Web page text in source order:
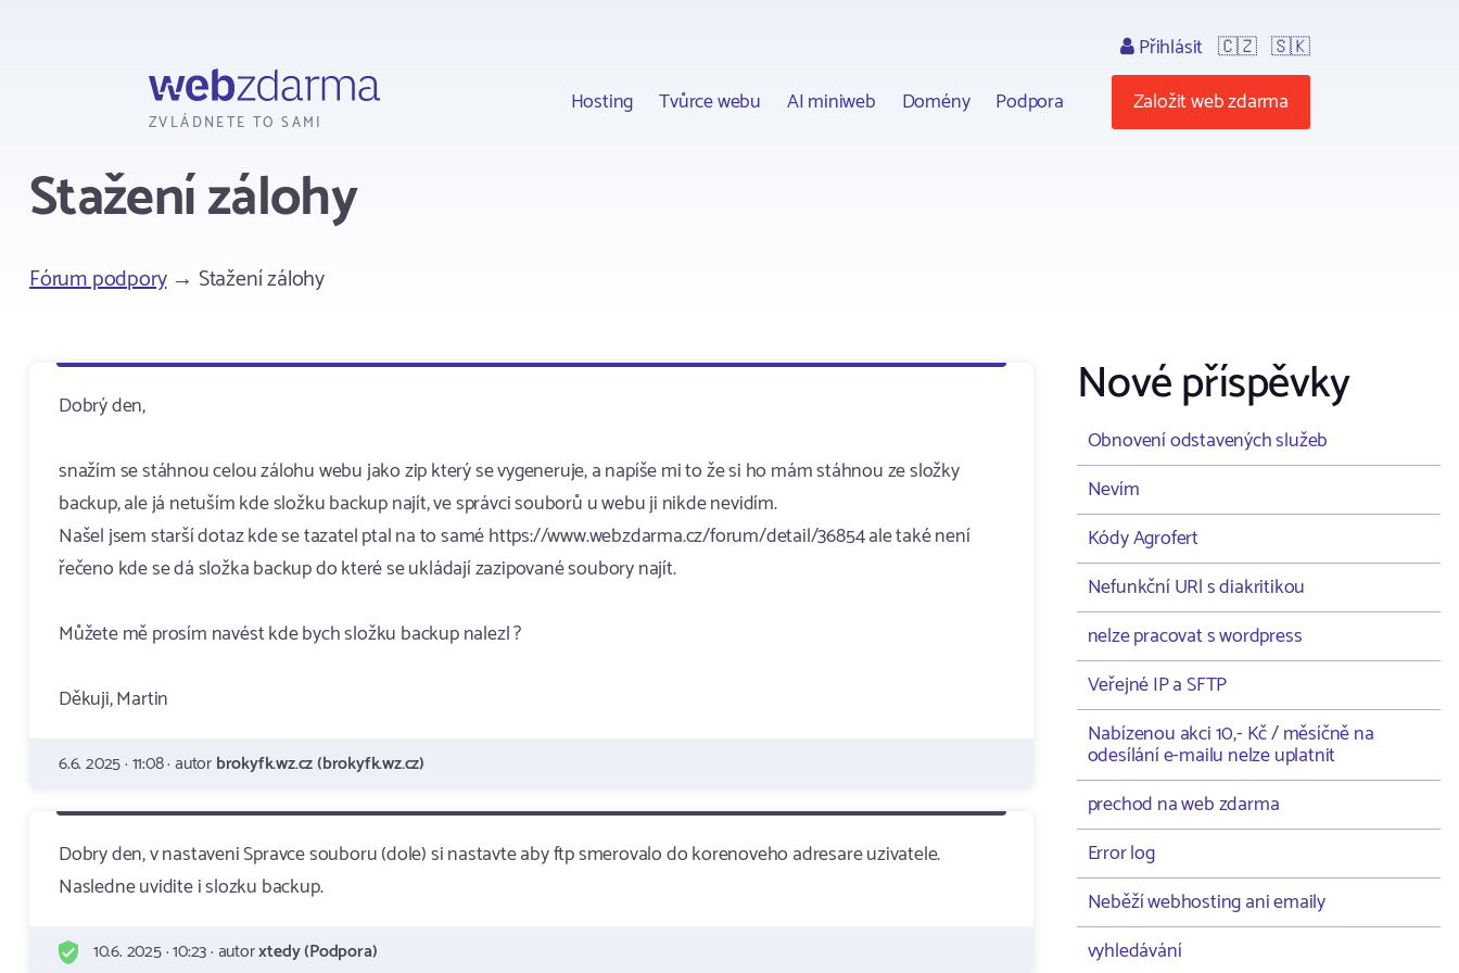
ZVLÁDNETE TO SAMI
Hosting Tvůrce webu AI miniweb Domény Podpora
Přihlásit 🇨🇿 🇸🇰
Založit web zdarma
Stažení zálohy
Fórum podpory→ Stažení zálohy
Dobrý den,
snažím se stáhnou celou zálohu webu jako zip který se vygeneruje, a napíše mi to že si ho mám stáhnou ze složky
backup, ale já netuším kde složku backup najít, ve správci souborů u webu ji nikde nevidím.
Našel jsem starší dotaz kde se tazatel ptal na to samé https://www.webzdarma.cz/forum/detail/36854 ale také není
řečeno kde se dá složka backup do které se ukládají zazipované soubory najít.
Můžete mě prosím navést kde bych složku backup nalezl ?
Děkuji, Martin
6.6. 2025 · 11:08 · autorbrokyfk.wz.cz (brokyfk.wz.cz)
Dobry den, v nastaveni Spravce souboru (dole) si nastavte aby ftp smerovalo do korenoveho adresare uzivatele.
Nasledne uvidite i slozku backup.
10.6. 2025 · 10:23 · autorxtedy (Podpora)
Nové příspěvky
Obnovení odstavených služeb
Nevím
Kódy Agrofert
Nefunkční URl s diakritikou
nelze pracovat s wordpress
Veřejné IP a SFTP
Nabízenou akci 10,- Kč / měsíčně na
odesílání e-mailu nelze uplatnit
prechod na web zdarma
Error log
Neběží webhosting ani emaily
vyhledávání